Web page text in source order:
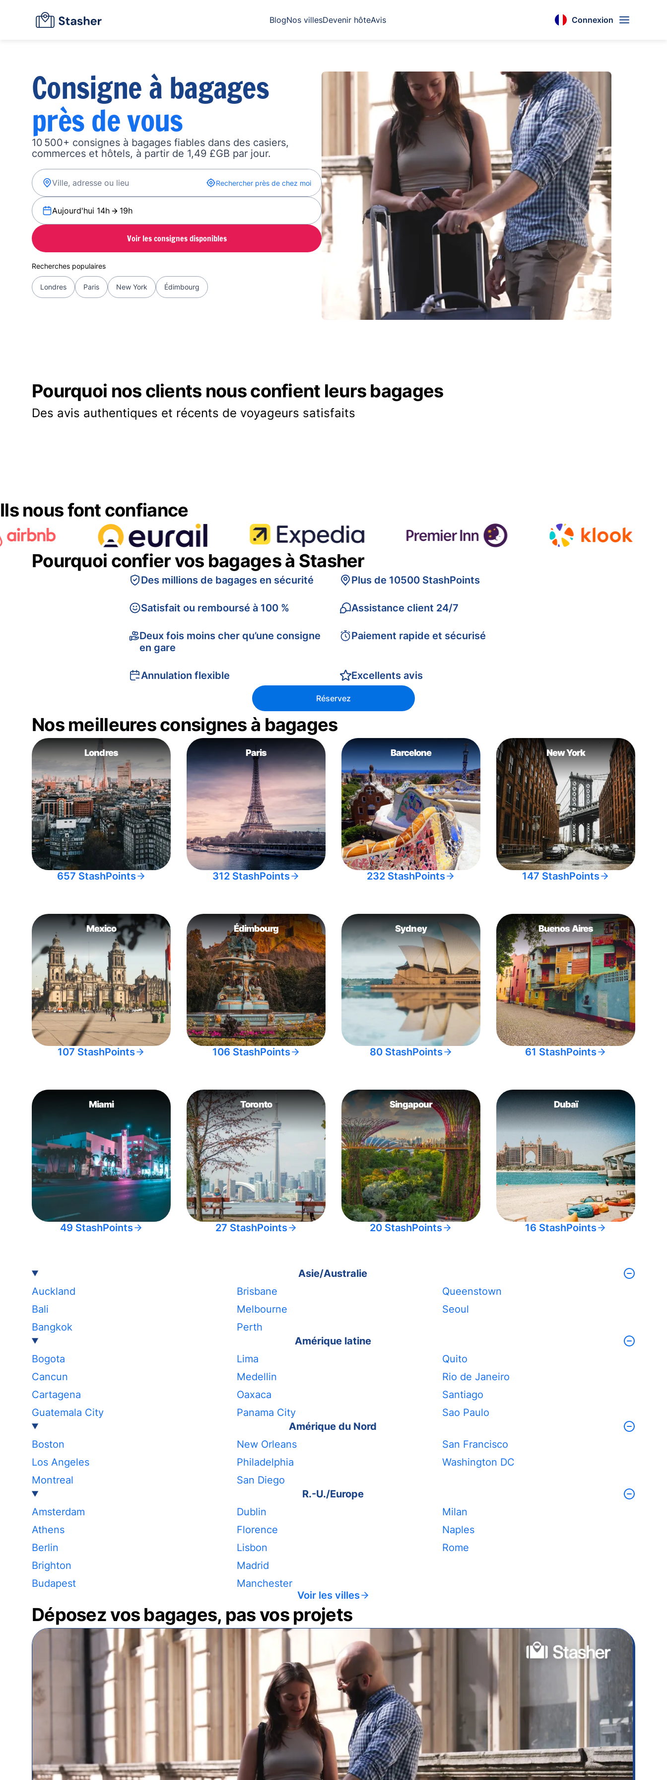
BlogNos villesDevenir hôteAvis Connexion
Consigne à bagages
près de vous
10 500+ consignes à bagages fiables dans des casiers,
commerces et hôtels, à partir de 1,49 £GB par jour.
Rechercher près de chez moi
Aujourd'hui 14h 19h
Voir les consignes disponibles
Recherches populaires
Londres Paris New York Édimbourg
Pourquoi nos clients nous confient leurs bagages
Des avis authentiques et récents de voyageurs satisfaits
Ils nous font confiance
Pourquoi confier vos bagages à Stasher
Des millions de bagages en sécurité
Satisfait ou remboursé à 100 %
Deux fois moins cher qu’une consigne
en gare
Annulation flexible
Plus de 10500 StashPoints
Assistance client 24/7
Paiement rapide et sécurisé
Excellents avis
Réservez
Nos meilleures consignes à bagages
Londres
657 StashPoints
Paris
312 StashPoints
Barcelone
232 StashPoints
New York
147 StashPoints
Mexico
107 StashPoints
Édimbourg
106 StashPoints
Sydney
80 StashPoints
Buenos Aires
61 StashPoints
Miami
49 StashPoints
Toronto
27 StashPoints
Singapour
20 StashPoints
Dubaï
16 StashPoints
Asie/Australie
Auckland
Bali
Bangkok
Brisbane
Melbourne
Perth
Queenstown
Seoul
Amérique latine
Bogota
Cancun
Cartagena
Guatemala City
Lima
Medellin
Oaxaca
Panama City
Quito
Rio de Janeiro
Santiago
Sao Paulo
Amérique du Nord
Boston
Los Angeles
Montreal
New Orleans
Philadelphia
San Diego
San Francisco
Washington DC
R.-U./Europe
Amsterdam
Athens
Berlin
Brighton
Budapest
Dublin
Florence
Lisbon
Madrid
Manchester
Milan
Naples
Rome
Voir les villes
Déposez vos bagages, pas vos projets